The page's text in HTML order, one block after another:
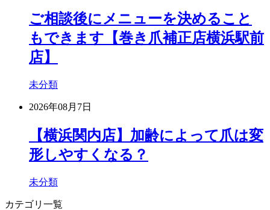
ご相談後にメニューを決めること
もできます【巻き爪補正店横浜駅前
店】
未分類
2026年08月7日
【横浜関内店】加齢によって爪は変
形しやすくなる？
未分類
カテゴリ一覧